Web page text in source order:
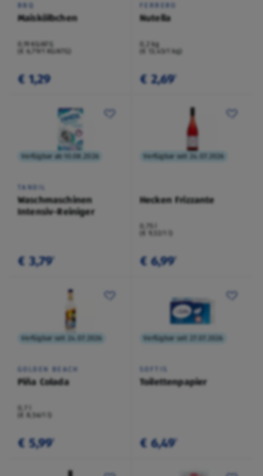
BBQ
Maiskölbchen
0,19 KG/ATG
(€ 6,79/1 KG/ATG)
€ 1,29
FERRERO
Nutella
0,2 kg
(€ 13,45/1 kg)
€ 2,69¹
Verfügbar ab 10.08.2026
TANDIL
Waschmaschinen
Intensiv-Reiniger
€ 3,79¹
Verfügbar seit 24.07.2026
Hecken Frizzante
€ 6,99¹
Verfügbar seit 24.07.2026
GOLDEN BEACH
Piña Colada
(€ 8,56/1 l)
€ 5,99¹
Verfügbar seit 27.07.2026
Toilettenpapier
€ 6,49¹